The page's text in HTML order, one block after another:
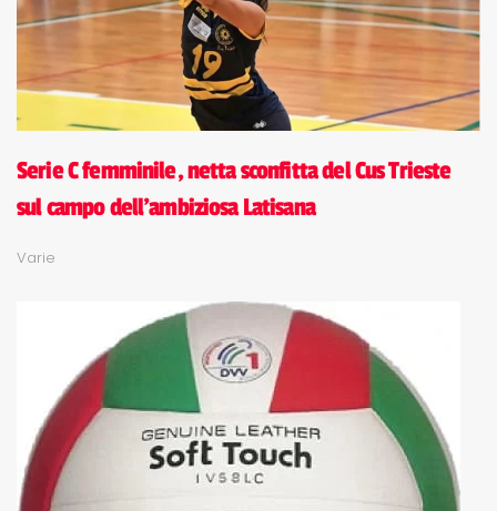
Serie C femminile, netta sconfitta del Cus Trieste
sul campo dell'ambiziosa Latisana
Varie